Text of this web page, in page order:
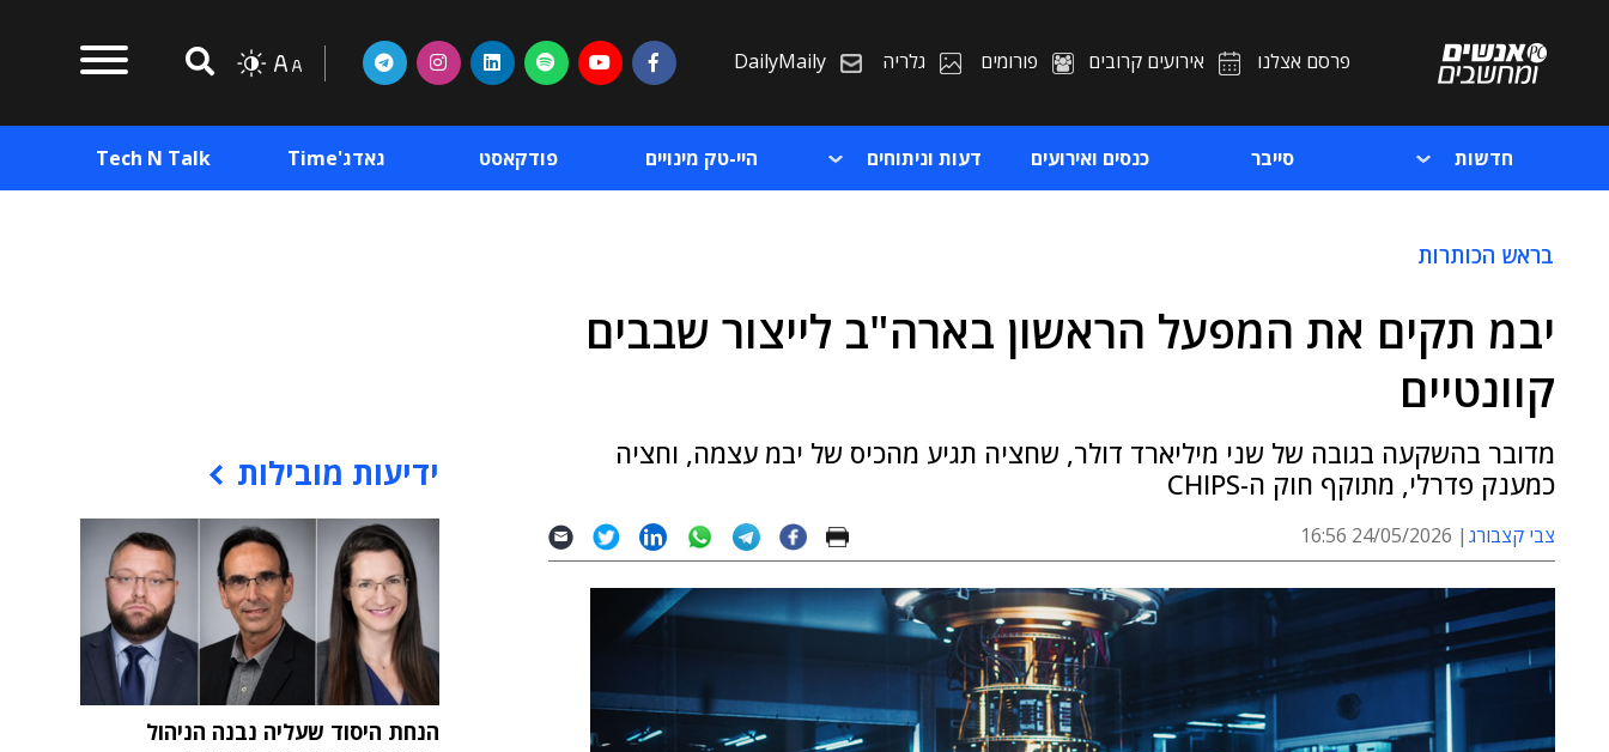
פרסם אצלנו אירועים קרובים פורומים גלריה DailyMaily
חדשות סייבר כנסים ואירועים דעות וניתוחים היי-טק מינויים פודקאסט גאדג'Time Tech N Talk
בראש הכותרות
יבמ תקים את המפעל הראשון בארה"ב לייצור שבבים
קוונטיים
מדובר בהשקעה בגובה של שני מיליארד דולר, שחציה תגיע מהכיס של יבמ עצמה, וחציה
כמענק פדרלי, מתוקף חוק ה-CHIPS
צבי קצבורג 24/05/2026 16:56
ידיעות מובילות
הנחת היסוד שעליה נבנה הניהול